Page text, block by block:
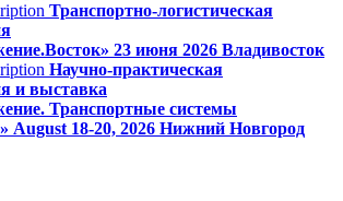
Транспортно-логистическая
23 июня 2026 Владивосток
Научно-практическая
и выставка
Транспортные системы
August 18-20, 2026 Нижний Новгород